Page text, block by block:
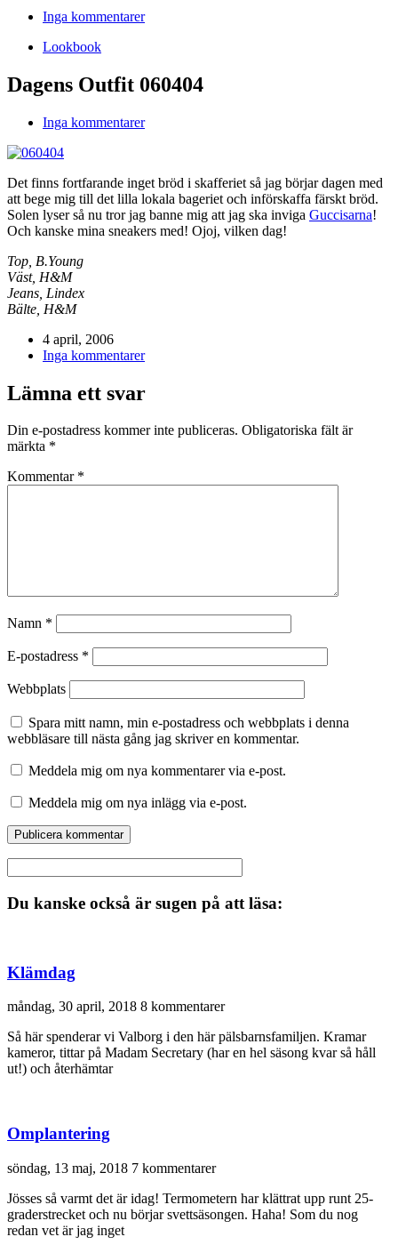
Inga kommentarer
Lookbook
Dagens Outfit 060404
Inga kommentarer
Det finns fortfarande inget bröd i skafferiet så jag börjar dagen med
att bege mig till det lilla lokala bageriet och införskaffa färskt bröd.
Solen lyser så nu tror jag banne mig att jag ska inviga Guccisarna!
Och kanske mina sneakers med! Ojoj, vilken dag!
Top, B.Young
Väst, H&M
Jeans, Lindex
Bälte, H&M
4 april, 2006
Inga kommentarer
Lämna ett svar
Din e-postadress kommer inte publiceras. Obligatoriska fält är
märkta *
Kommentar *
Namn *
E-postadress *
Webbplats
Spara mitt namn, min e-postadress och webbplats i denna
webbläsare till nästa gång jag skriver en kommentar.
Meddela mig om nya kommentarer via e-post.
Meddela mig om nya inlägg via e-post.
Du kanske också är sugen på att läsa:
Klämdag
måndag, 30 april, 2018 8 kommentarer
Så här spenderar vi Valborg i den här pälsbarnsfamiljen. Kramar
kameror, tittar på Madam Secretary (har en hel säsong kvar så håll
ut!) och återhämtar
Omplantering
söndag, 13 maj, 2018 7 kommentarer
Jösses så varmt det är idag! Termometern har klättrat upp runt 25-
graderstrecket och nu börjar svettsäsongen. Haha! Som du nog
redan vet är jag inget